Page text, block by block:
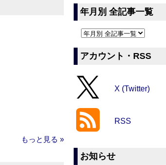
もっと見る »
年月別 全記事一覧
アカウント・RSS
X (Twitter)
RSS
お知らせ